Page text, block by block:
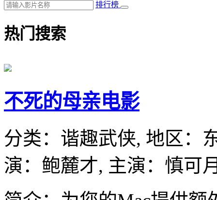
排行榜
热门搜索
不死的母亲电影
分类： 谐趣武侠, 地区：
演： 鲍麓才, 主演： 慎可